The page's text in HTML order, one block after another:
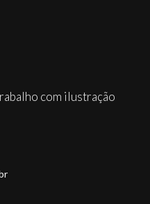
com ilustração